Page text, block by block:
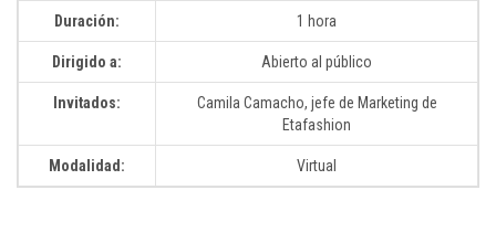
Duración: 1 hora
Dirigido a: Abierto al público
Invitados:
Camila Camacho, jefe de Marketing de
Etafashion
Modalidad: Virtual